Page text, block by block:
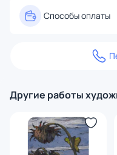
Способы оплаты
Другие работы